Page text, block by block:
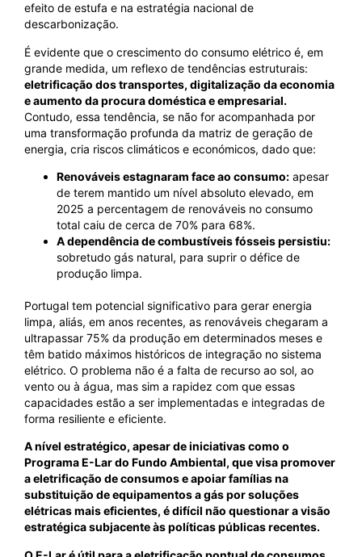
efeito de estufa e na estratégia nacional de
descarbonização.
É evidente que o crescimento do consumo elétrico é, em
grande medida, um reflexo de tendências estruturais:
eletrificação dos transportes, digitalização da economia
e aumento da procura doméstica e empresarial.
Contudo, essa tendência, se não for acompanhada por
uma transformação profunda da matriz de geração de
energia, cria riscos climáticos e económicos, dado que:
Renováveis estagnaram face ao consumo: apesar
de terem mantido um nível absoluto elevado, em
2025 a percentagem de renováveis no consumo
total caiu de cerca de 70% para 68%.
A dependência de combustíveis fósseis persistiu:
sobretudo gás natural, para suprir o défice de
produção limpa.
Portugal tem potencial significativo para gerar energia
limpa, aliás, em anos recentes, as renováveis chegaram a
ultrapassar 75% da produção em determinados meses e
têm batido máximos históricos de integração no sistema
elétrico. O problema não é a falta de recurso ao sol, ao
vento ou à água, mas sim a rapidez com que essas
capacidades estão a ser implementadas e integradas de
forma resiliente e eficiente.
A nível estratégico, apesar de iniciativas como o
Programa E-Lar do Fundo Ambiental, que visa promover
a eletrificação de consumos e apoiar famílias na
substituição de equipamentos a gás por soluções
elétricas mais eficientes, é difícil não questionar a visão
estratégica subjacente às políticas públicas recentes.